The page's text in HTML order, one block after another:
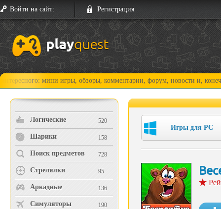
Войти на сайт: Регистрация
мини игры, обзоры, комментарии, форум, новости и, конечно,
Логические 520
Шарики 158
Поиск предметов 728
Стрелялки 95
Аркадные 136
Симуляторы 190
Игры для PC